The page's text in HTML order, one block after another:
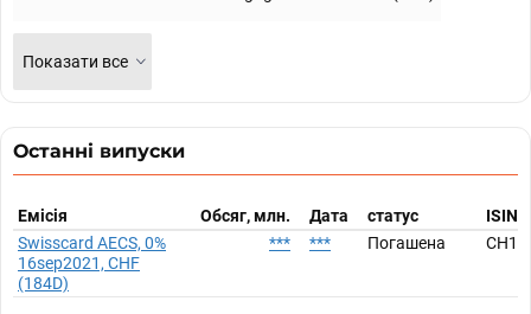
Показати все
Останні випуски
Емісія Обсяг, млн. Дата статус
ISIN
Swisscard AECS, 0%
16sep2021, CHF
(184D)
*** *** Погашена